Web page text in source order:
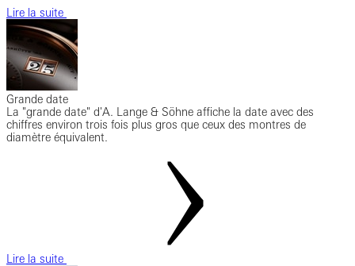
Lire la suite
Grande date
La "grande date" d'A. Lange & Söhne affiche la date avec des
chiffres environ trois fois plus gros que ceux des montres de
diamètre équivalent.
Lire la suite